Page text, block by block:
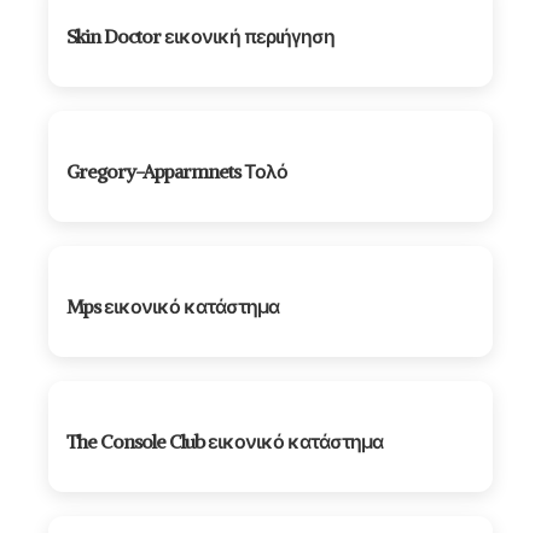
Skin Doctor εικονική περιήγηση
Gregory-Apparmnets Τολό
Mps εικονικό κατάστημα
The Console Club εικονικό κατάστημα